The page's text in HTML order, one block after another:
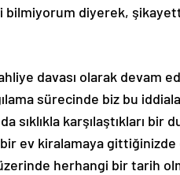
bilmiyorum diyerek,
davası olarak devam
sürecinde biz bu
sıklıkla karşılaştıkları bir
ev kiralamaya gittiğinizde
herhangi bir tarih